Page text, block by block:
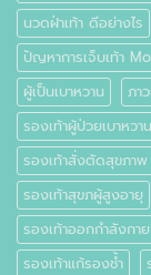
นวดฝ่าเท้า ดีอย่างไร
ปัญหาการเจ็บเท้า
ผู้เป็นเบาหวาน
ภา
รองเท้าผู้ป่วยเบาหวาน
รองเท้าสั่งตัดสุขภาพ
รองเท้าสุขภผู้สูงอายุ
รองเท้าออกกำลังกาย
รองเท้าแก้รองช้ำ